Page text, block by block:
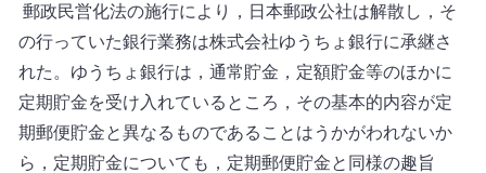
郵政民営化法の施行により，日本郵政公社は解散し，そ
の行っていた銀行業務は株式会社ゆうちょ銀行に承継さ
れた。ゆうちょ銀行は，通常貯金，定額貯金等のほかに
定期貯金を受け入れているところ，その基本的内容が定
期郵便貯金と異なるものであることはうかがわれないか
ら，定期貯金についても，定期郵便貯金と同様の趣旨